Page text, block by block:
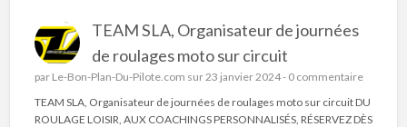
TEAM SLA, Organisateur de journées
de roulages moto sur circuit
par Le-Bon-Plan-Du-Pilote.com sur 23 janvier 2024 - 0 commentaire
TEAM SLA, Organisateur de journées de roulages moto sur circuit DU
ROULAGE LOISIR, AUX COACHINGS PERSONNALISÉS, RÉSERVEZ DÈS